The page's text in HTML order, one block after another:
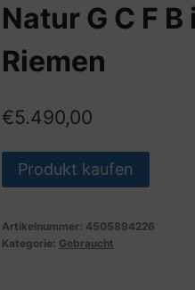
Natur G C F
Riemen
€5.490,00
Produkt kaufen
Artikelnummer: 4505894226
Kategorie: Gebraucht